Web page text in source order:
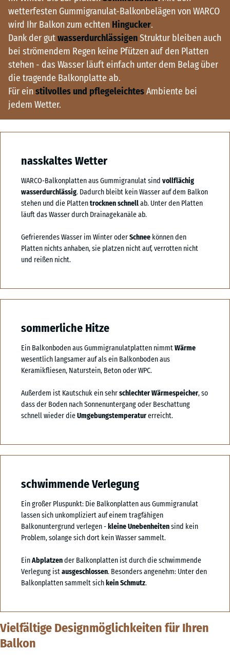
wetterfesten Gummigranulat-Balkonbelägen von WARCO
wird Ihr Balkon zum echten Hingucker.
Dank der gutwasserdurchlässigenStruktur bleiben auch
bei strömendem Regen keine Pfützen auf den Platten
stehen - das Wasser läuft einfach unter dem Belag über
die tragende Balkonplatte ab.
Für ein stilvolles und pflegeleichtesAmbiente bei
jedem Wetter.
nasskaltes Wetter
WARCO-Balkonplatten aus Gummigranulat sind vollflächig
wasserdurchlässig. Dadurch bleibt kein Wasser auf dem Balkon
stehen und die Plattentrocknen schnellab. Unter den Platten
läuft das Wasser durch Drainagekanäle ab.
Gefrierendes Wasser im Winter oderSchnee können den
Platten nichts anhaben, sie platzen nicht auf, verrotten nicht
und reißen nicht.
sommerliche Hitze
Ein Balkonboden aus Gummigranulatplatten nimmtWärme
wesentlich langsamer auf als ein Balkonboden aus
Keramikfliesen, Naturstein, Beton oder WPC.
Außerdem ist Kautschuk ein sehrschlechter Wärmespeicher, so
dass der Boden nach Sonnenuntergang oder Beschattung
schnell wieder dieUmgebungstemperaturerreicht.
schwimmende Verlegung
Ein großer Pluspunkt: Die Balkonplatten aus Gummigranulat
lassen sich unkompliziert auf einem tragfähigen
Balkonuntergrund verlegen - kleine Unebenheitensind kein
Problem, solange sich dort kein Wasser sammelt.
EinAbplatzender Balkonplatten ist durch die schwimmende
Verlegung istausgeschlossen. Besonders angenehm: Unter den
Balkonplatten sammelt sich kein Schmutz.
Vielfältige Designmöglichkeiten für Ihren
Balkon